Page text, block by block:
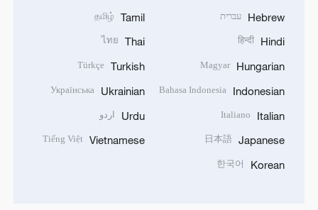
Hebrew עברית
Hindi
हिन्दी
Hungarian
Magyar
Indonesian
Bahasa Indonesia
Italian
Italiano
Japanese
日本語
Korean
한국어
Tamil
தமிழ்
Thai
ไทย
Turkish
Türkçe
Ukrainian
Українська
Urdu اردو
Vietnamese
Tiếng Việt